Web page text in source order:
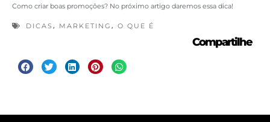
Como criar boas promoções? No próximo artigo daremos essa dica!
DICAS, MARKETING , O QUE É
Compartilhe